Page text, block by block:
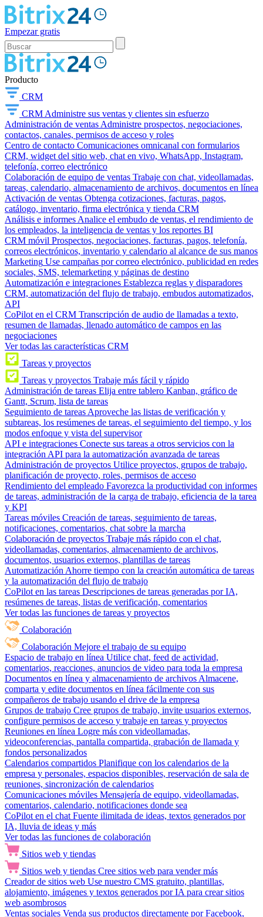
Empezar gratis
Producto
CRM
CRM Administre sus ventas y clientes sin esfuerzo
Administración de ventas Administre prospectos, negociaciones,
contactos, canales, permisos de acceso y roles
Centro de contacto Comunicaciones omnicanal con formularios
CRM, widget del sitio web, chat en vivo, WhatsApp, Instagram,
telefonía, correo electrónico
Colaboración de equipo de ventas Trabaje con chat, videollamadas,
tareas, calendario, almacenamiento de archivos, documentos en línea
Activación de ventas Obtenga cotizaciones, facturas, pagos,
catálogo, inventario, firma electrónica y tienda CRM
Análisis e informes Analice el embudo de ventas, el rendimiento de
los empleados, la inteligencia de ventas y los reportes BI
CRM móvil Prospectos, negociaciones, facturas, pagos, telefonía,
correos electrónicos, inventario y calendario al alcance de sus manos
Marketing Use campañas por correo electrónico, publicidad en redes
sociales, SMS, telemarketing y páginas de destino
Automatización e integraciones Establezca reglas y disparadores
CRM, automatización del flujo de trabajo, embudos automatizados,
API
CoPilot en el CRM Transcripción de audio de llamadas a texto,
resumen de llamadas, llenado automático de campos en las
negociaciones
Ver todas las características CRM
Tareas y proyectos
Tareas y proyectos Trabaje más fácil y rápido
Administración de tareas Elija entre tablero Kanban, gráfico de
Gantt, Scrum, lista de tareas
Seguimiento de tareas Aproveche las listas de verificación y
subtareas, los resúmenes de tareas, el seguimiento del tiempo, y los
modos enfoque y vista del supervisor
API e integraciones Conecte sus tareas a otros servicios con la
integración API para la automatización avanzada de tareas
Administración de proyectos Utilice proyectos, grupos de trabajo,
planificación de proyecto, roles, permisos de acceso
Rendimiento del empleado Favorezca la productividad con informes
de tareas, administración de la carga de trabajo, eficiencia de la tarea
y KPI
Tareas móviles Creación de tareas, seguimiento de tareas,
notificaciones, comentarios, chat sobre la marcha
Colaboración de proyectos Trabaje más rápido con el chat,
videollamadas, comentarios, almacenamiento de archivos,
documentos, usuarios externos, plantillas de tareas
Automatización Ahorre tiempo con la creación automática de tareas
y la automatización del flujo de trabajo
CoPilot en las tareas Descripciones de tareas generadas por IA,
resúmenes de tareas, listas de verificación, comentarios
Ver todas las funciones de tareas y proyectos
Colaboración
Colaboración Mejore el trabajo de su equipo
Espacio de trabajo en línea Utilice chat, feed de actividad,
comentarios, reacciones, anuncios de video para toda la empresa
Documentos en línea y almacenamiento de archivos Almacene,
comparta y edite documentos en línea fácilmente con sus
compañeros de trabajo usando el drive de la empresa
Grupos de trabajo Cree grupos de trabajo, invite usuarios externos,
configure permisos de acceso y trabaje en tareas y proyectos
Reuniones en línea Logre más con videollamadas,
videoconferencias, pantalla compartida, grabación de llamada y
fondos personalizados
Calendarios compartidos Planifique con los calendarios de la
empresa y personales, espacios disponibles, reservación de sala de
reuniones, sincronización de calendarios
Comunicaciones móviles Mensajería de equipo, videollamadas,
comentarios, calendario, notificaciones donde sea
CoPilot en el chat Fuente ilimitada de ideas, textos generados por
IA, lluvia de ideas y más
Ver todas las funciones de colaboración
Sitios web y tiendas
Sitios web y tiendas Cree sitios web para vender más
Creador de sitios web Use nuestro CMS gratuito, plantillas,
alojamiento, imágenes y textos generados por IA para crear sitios
web asombrosos
Ventas sociales Venda sus productos directamente por Facebook,